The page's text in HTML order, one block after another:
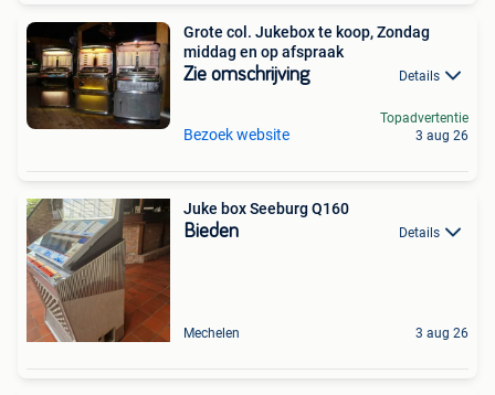
Grote col. Jukebox te koop, Zondag
middag en op afspraak
Zie omschrijving Details
Bezoek website
Topadvertentie
3 aug 26
Juke box Seeburg Q160
Bieden Details
Mechelen 3 aug 26